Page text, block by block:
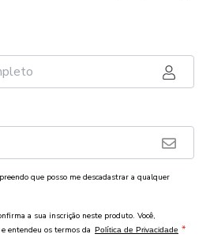
que posso me descadastrar a qualquer
a sua inscrição neste produto. Você,
entendeu os termos da Política de Privacidade *